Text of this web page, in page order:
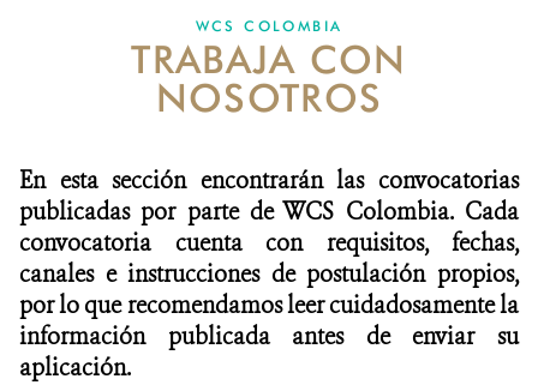
NOTICIAS
WCS VISUAL
ALIADOS Y ALIANZAS
COBERTURA EN MEDIOS DE COMUNICACIÓN
INFORME ANUAL WCS
MECANISMO DE ATENCIÓN DE QUEJAS Y RECLAMOS
WCS COLOMBIA
TRABAJA CON
NOSOTROS
En esta sección encontrarán las convocatorias
publicadas por parte de WCS Colombia. Cada
convocatoria cuenta con requisitos, fechas,
canales e instrucciones de postulación propios,
por lo que recomendamos leer cuidadosamente la
información publicada antes de enviar su
aplicación.